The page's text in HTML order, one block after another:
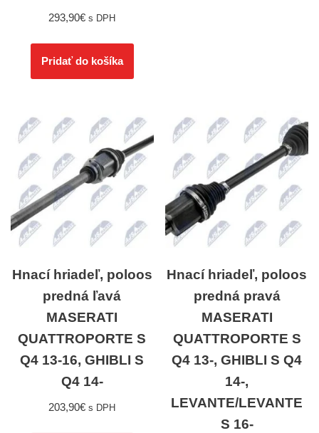
293,90€ s DPH
Pridať do košíka
Hnací hriadeľ, poloos
predná ľavá
MASERATI
QUATTROPORTE S
Q4 13-16, GHIBLI S
Q4 14-
203,90€ s DPH
Hnací hriadeľ, poloos
predná pravá
MASERATI
QUATTROPORTE S
Q4 13-, GHIBLI S Q4
14-,
LEVANTE/LEVANTE
S 16-